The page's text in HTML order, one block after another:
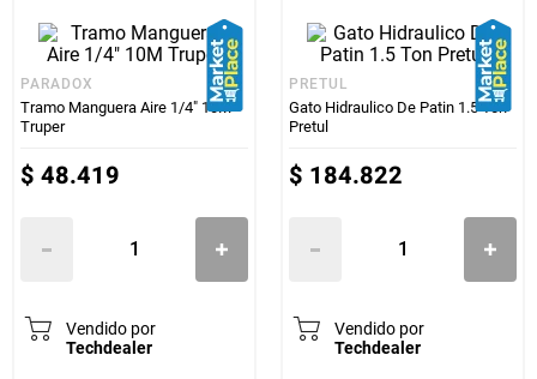
PARADOX
Tramo Manguera Aire 1/4" 10M
Truper
$ 48.419
Vendido por
Techdealer
PRETUL
Gato Hidraulico De Patin 1.5 Ton
Pretul
$ 184.822
Vendido por
Techdealer